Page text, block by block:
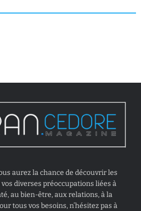
aurez la chance de découvrir les
diverses préoccupations liées à
au bien-être, aux relations, à la
tous vos besoins, n’hésitez pas à